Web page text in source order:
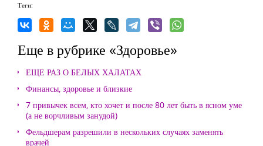
Теги:
Еще в рубрике «Здоровье»
ЕЩЕ РАЗ О БЕЛЫХ ХАЛАТАХ
Финансы, здоровье и близкие
7 привычек всем, кто хочет и после 80 лет быть в ясном уме
(а не ворчливым занудой)
Фельдшерам разрешили в нескольких случаях заменять
врачей